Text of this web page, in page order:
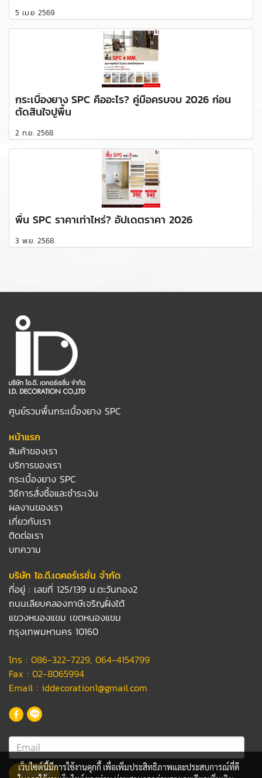
5 เม.ย 2569
กระเบื้องยาง SPC คืออะไร? คู่มือครบจบ 2026 ก่อน
ตัดสินใจปูพื้น
2 ก.ย. 2568
พื้น SPC ราคาเท่าไหร่? อัปเดตราคา 2026
3 พ.ย. 2568
ศูนย์รวมพื้นกระเบื้องยาง SPC
หน้าแรก
สินค้าของเรา
บริการของเรา
กระเบื้องยาง SPC
วิธีการสั่งซื้อและชำระเงิน
ผลงานของเรา
เกี่ยวกับเรา
ติดต่อเรา
บทความ
บริษัท ไอ.ดี.เดคอร์เรชั่น จำกัด
ที่อยู่ : เลขที่ 125/139 ม.ตะวันทอง2
ถนนเลียบคลองภาษีเจริญฝั่งใต้
แขวงหนองแขม เขตหนองแขม
กรุงเทพมหานคร 10160
โทร : 086-322-7229, 064-4154799
Fax : 02-8065994
Email : iddecoration1@gmail.com
Subscribe
เว็บไซต์นี้มีการใช้งานคุกกี้ เพื่อเพิ่มประสิทธิภาพและประสบการณ์ที่ดี